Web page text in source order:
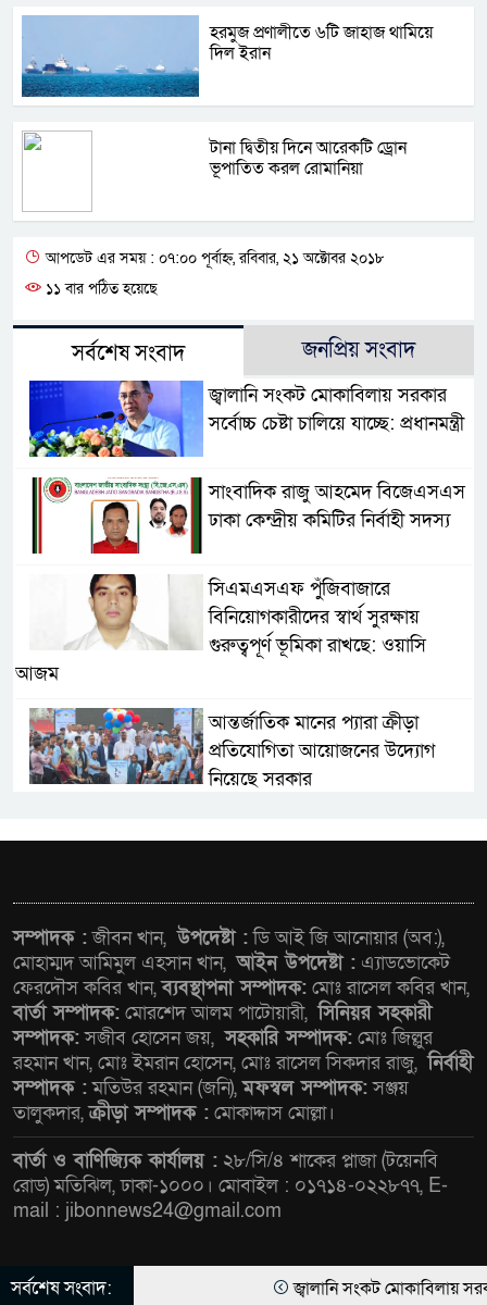
হরমুজ প্রণালীতে ৬টি জাহাজ থামিয়ে
দিল ইরান
টানা দ্বিতীয় দিনে আরেকটি ড্রোন
ভূপাতিত করল রোমানিয়া
আপডেট এর সময় : ০৭:০০ পূর্বাহ্ন, রবিবার, ২১ অক্টোবর ২০১৮
১১ বার পঠিত হয়েছে
সর্বশেষ সংবাদ জনপ্রিয় সংবাদ
জ্বালানি সংকট মোকাবিলায় সরকার
সর্বোচ্চ চেষ্টা চালিয়ে যাচ্ছে: প্রধানমন্ত্রী
সাংবাদিক রাজু আহমেদ বিজেএসএস
ঢাকা কেন্দ্রীয় কমিটির নির্বাহী সদস্য
সিএমএসএফ পুঁজিবাজারে
বিনিয়োগকারীদের স্বার্থ সুরক্ষায়
গুরুত্বপূর্ণ ভূমিকা রাখছে: ওয়াসি
আজম
আন্তর্জাতিক মানের প্যারা ক্রীড়া
প্রতিযোগিতা আয়োজনের উদ্যোগ
নিয়েছে সরকার
লালমনিরহাটে মাদকসহ
মোটরসাইকেল জব্দ বিজিবি’র
ওমানের সঙ্গে ইরানের হরমুজ
পরিকল্পনা চূড়ান্তের পথে
আত-তানযীল ইনস্টিটিউট চট্টগ্রাম
দুবছর পেরিয়ে তিন বছরে পর্দাপন
উপলক্ষে আলোচনা সভা ও দোয়া
মাহফিল সম্পন্ন
ফ্যাসিবাদবিরোধী আন্দোলনে
হত্যাকাণ্ডের বিচার হবে স্বচ্ছ, নিরপেক্ষ
সম্পাদক :জীবন খান,উপদেষ্টা :ডি আই জি আনোয়ার (অব:),
মোহাম্মদ আমিমুল এহসান খান,আইন উপদেষ্টা : এ্যাডভোকেট
ফেরদৌস কবির খান,ব্যবস্থাপনা সম্পাদক: মোঃ রাসেল কবির খান,
বার্তা সম্পাদক: মোরশেদ আলম পাটোয়ারী,সিনিয়র সহকারী
সম্পাদক:সজীব হোসেন জয়,সহকারি সম্পাদক: মোঃ জিল্লুর
রহমান খান, মোঃ ইমরান হোসেন, মোঃ রাসেল সিকদার রাজু,নির্বাহী
সম্পাদক :মতিউর রহমান (জনি),মফস্বল সম্পাদক:সঞ্জয়
তালুকদার,ক্রীড়া সম্পাদক : মোকাদ্দাস মোল্লা।
বার্তা ও বাণিজ্যিক কার্যালয় : ২৮/সি/৪ শাকের প্লাজা (টয়েনবি
রোড) মতিঝিল, ঢাকা-১০০০। মোবাইল : ০১৭১৪-০২২৮৭৭, E-
mail : jibonnews24@gmail.com
© All rights reserved © জীবন নিউজ ২৪ ডট কম লিমিটেড |
সর্বশেষ সংবাদ: জ্বালানি সংকট মোকাবিলায় সরকার